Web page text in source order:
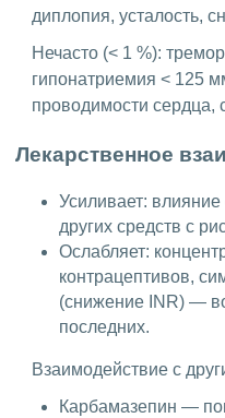
диплопия, усталость,
Нечасто (< 1 %):
гипонатриемия < 125
проводимости
Лекарственное
Усиливает:
других средств с
Ослабляет:
контрацептивов,
(снижение INR) —
последних.
Взаимодействие с
Карбамазепин —